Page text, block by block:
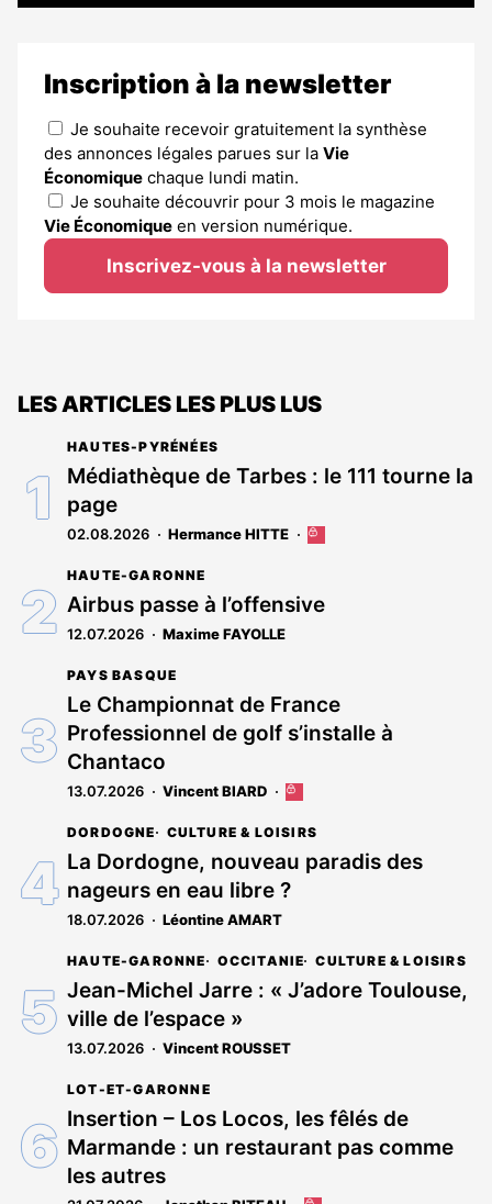
Inscription à la newsletter
Je souhaite recevoir gratuitement la synthèse
des annonces légales parues sur la Vie
Économique chaque lundi matin.
Je souhaite découvrir pour 3 mois le magazine
Vie Économique en version numérique.
Inscrivez-vous à la newsletter
LES ARTICLES LES PLUS LUS
HAUTES-PYRÉNÉES
Médiathèque de Tarbes : le 111 tourne la
page
02.08.2026 Hermance HITTE
Cet
réservé
aux
HAUTE-GARONNE
Airbus passe à l’offensive
12.07.2026 Maxime FAYOLLE
PAYS BASQUE
Le Championnat de France
Professionnel de golf s’installe à
Chantaco
13.07.2026 Vincent BIARD
Cet
est
réservé
aux
abonnés
DORDOGNE CULTURE & LOISIRS
La Dordogne, nouveau paradis des
nageurs en eau libre ?
18.07.2026 Léontine AMART
HAUTE-GARONNE OCCITANIE CULTURE & LOISIRS
Jean-Michel Jarre : « J’adore Toulouse,
ville de l’espace »
13.07.2026 Vincent ROUSSET
LOT-ET-GARONNE
Insertion – Los Locos, les fêlés de
Marmande : un restaurant pas comme
les autres